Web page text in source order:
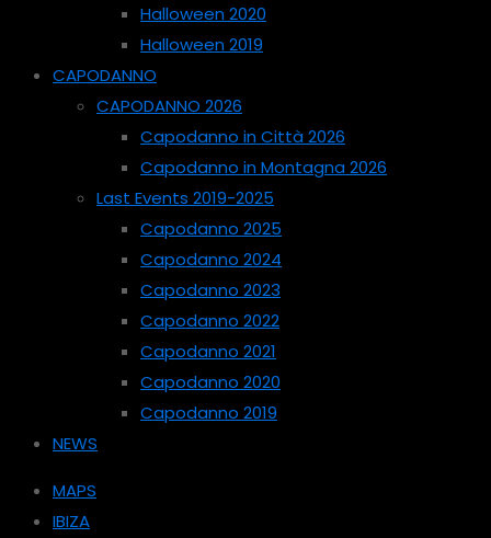
Halloween 2020
Halloween 2019
CAPODANNO
CAPODANNO 2026
Capodanno in Città 2026
Capodanno in Montagna 2026
Last Events 2019-2025
Capodanno 2025
Capodanno 2024
Capodanno 2023
Capodanno 2022
Capodanno 2021
Capodanno 2020
Capodanno 2019
NEWS
MAPS
IBIZA